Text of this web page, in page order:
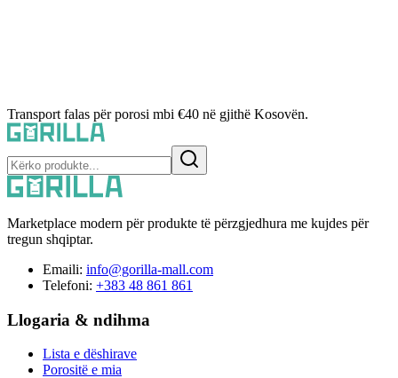
Transport falas për porosi mbi €40 në gjithë Kosovën.
Marketplace modern për produkte të përzgjedhura me kujdes për
tregun shqiptar.
Emaili: info@gorilla-mall.com
Telefoni: +383 48 861 861
Llogaria & ndihma
Lista e dëshirave
Porositë e mia